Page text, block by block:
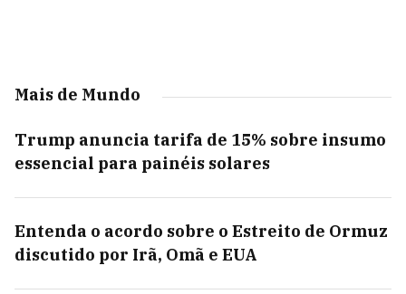
Mais de Mundo
Trump anuncia tarifa de 15% sobre insumo
essencial para painéis solares
Entenda o acordo sobre o Estreito de Ormuz
discutido por Irã, Omã e EUA